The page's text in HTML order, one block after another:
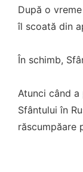
După o
îl scoată din
În schimb,
Atunci când
Sfântului în
răscumpăare